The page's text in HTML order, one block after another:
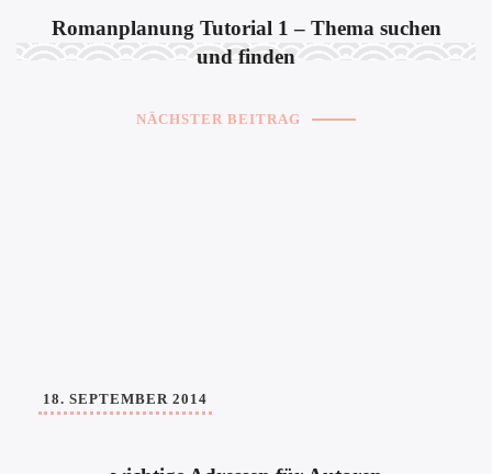
Romanplanung Tutorial 1 – Thema suchen
und finden
NÄCHSTER BEITRAG
18. SEPTEMBER 2014